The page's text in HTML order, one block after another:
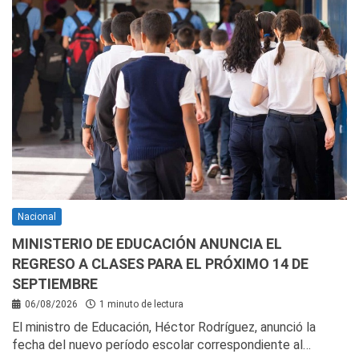
Nacional
MINISTERIO DE EDUCACIÓN ANUNCIA EL
REGRESO A CLASES PARA EL PRÓXIMO 14 DE
SEPTIEMBRE
06/08/2026 1 minuto de lectura
El ministro de Educación, Héctor Rodríguez, anunció la
fecha del nuevo período escolar correspondiente al…